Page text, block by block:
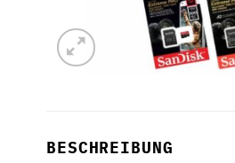
BESCHREIBUNG